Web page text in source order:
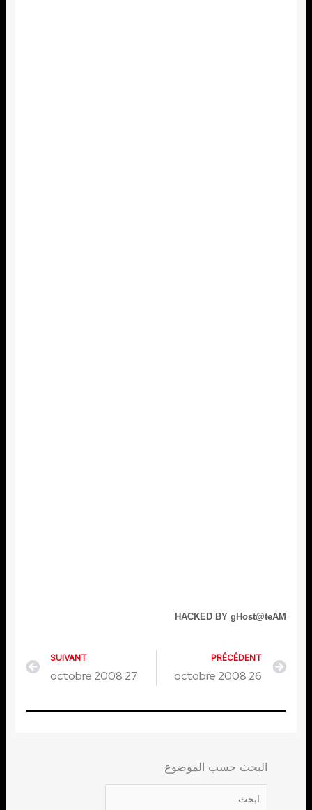
HACKED BY gHost@teAM
Prev
PRÉCÉDENT
26 octobre 2008
SUIVANT
27 octobre 2008
البحث حسب الموضوع